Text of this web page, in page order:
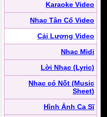
Karaoke Video
Nhạc Tân Cổ Video
Cải Lương Video
Nhạc Midi
Lời Nhạc (Lyric)
Nhạc có Nốt (Music
Sheet)
Hình Ảnh Ca Sĩ